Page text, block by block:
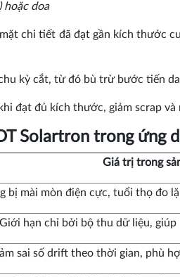
hoặc doa
chi tiết đã đạt gần kích thước
kỳ cắt, từ đó bù trừ bước tiến
đạt đủ kích thước, giảm scrap và
Solartron trong ứng
Giá trị trong
bị mài mòn điện cực, tuổi thọ đo
Giới hạn chỉ bởi bộ thu dữ liệu, giúp
sai số drift theo thời gian, phù